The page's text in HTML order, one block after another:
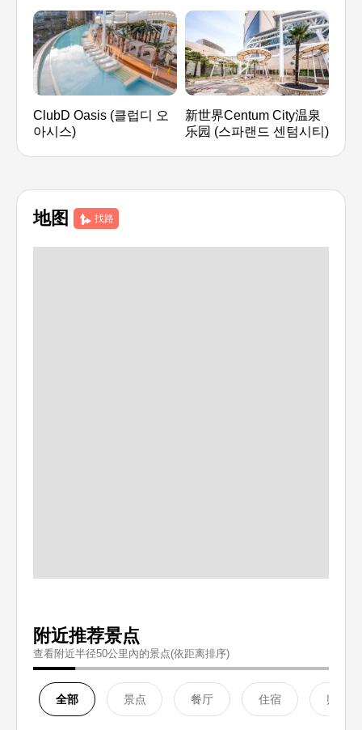
ClubD Oasis (클럽디 오
아시스)
新世界Centum City温泉
乐园 (스파랜드 센텀시티)
地图 找路
附近推荐景点
查看附近半径50公里內的景点(依距离排序)
全部 景点 餐厅 住宿 购物